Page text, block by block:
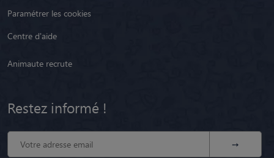
Paramétrer les cookies
Centre d'aide
Animaute recrute
Restez informé !